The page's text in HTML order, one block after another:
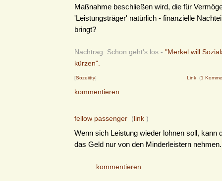
Maßnahme beschließen wird, die für
'Leistungsträger' natürlich - finanzielle
bringt?
Nachtrag: Schon geht's los - "Merkel will
kürzen".
[Sozeiitty] Link (1
kommentieren
fellow passenger (link )
Wenn sich Leistung wieder lohnen soll, kann
das Geld nur von den Minderleistern nehmen.
kommentieren